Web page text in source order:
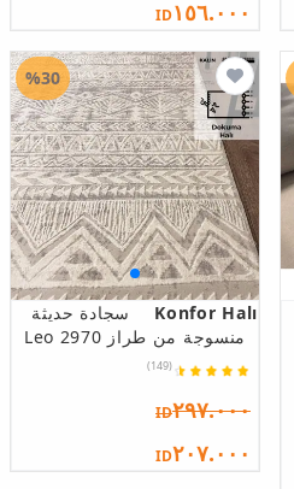
ID١٥٦.٠٠٠
Konfor Halı
سجادة حديثة
منسوجة من طراز Leo 2970
(149)
ID٢٩٧.٠٠٠
ID٢٠٧.٠٠٠
%30